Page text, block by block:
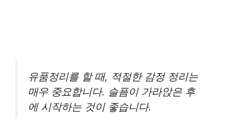
유품정리를 할 때, 적절한 감정 정리는
매우 중요합니다. 슬픔이 가라앉은 후
에 시작하는 것이 좋습니다.